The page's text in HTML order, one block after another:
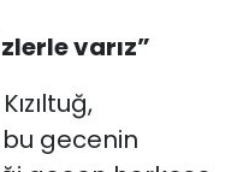
varız”
bu gecenin